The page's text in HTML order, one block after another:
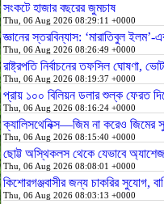
সংকটে হাজার বছরের জুমচাষ
Thu, 06 Aug 2026 08:29:11 +0000
জ্ঞানের স্তরবিন্যাস: ‘মারাতিবুল ইলম’-
Thu, 06 Aug 2026 08:26:49 +0000
রাষ্ট্রপতি নির্বাচনের তফসিল ঘোষণা,
Thu, 06 Aug 2026 08:19:37 +0000
প্রায় ১০০ বিলিয়ন ডলার শুল্ক ফেরত
Thu, 06 Aug 2026 08:16:24 +0000
ক্যালিসথেনিক্স—জিম না করেও জিমের
Thu, 06 Aug 2026 08:15:40 +0000
ছোট্ট অস্থিকলস থেকে যেভাবে অ্যাশেজ
Thu, 06 Aug 2026 08:08:01 +0000
কিশোরগঞ্জবাসীর জন্য চাকরির সুযোগ,
Thu, 06 Aug 2026 08:03:13 +0000